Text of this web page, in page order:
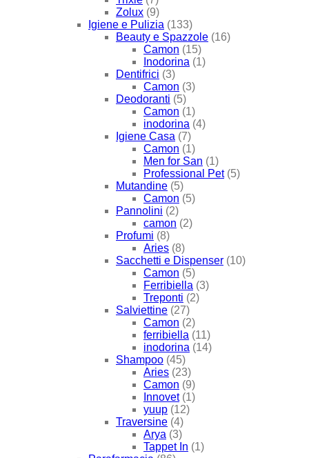
Zolux (9)
Igiene e Pulizia (133)
Beauty e Spazzole (16)
Camon (15)
Inodorina (1)
Dentifrici (3)
Camon (3)
Deodoranti (5)
Camon (1)
inodorina (4)
Igiene Casa (7)
Camon (1)
Men for San (1)
Professional Pet (5)
Mutandine (5)
Camon (5)
Pannolini (2)
camon (2)
Profumi (8)
Aries (8)
Sacchetti e Dispenser (10)
Camon (5)
Ferribiella (3)
Treponti (2)
Salviettine (27)
Camon (2)
ferribiella (11)
inodorina (14)
Shampoo (45)
Aries (23)
Camon (9)
Innovet (1)
yuup (12)
Traversine (4)
Arya (3)
Tappet In (1)